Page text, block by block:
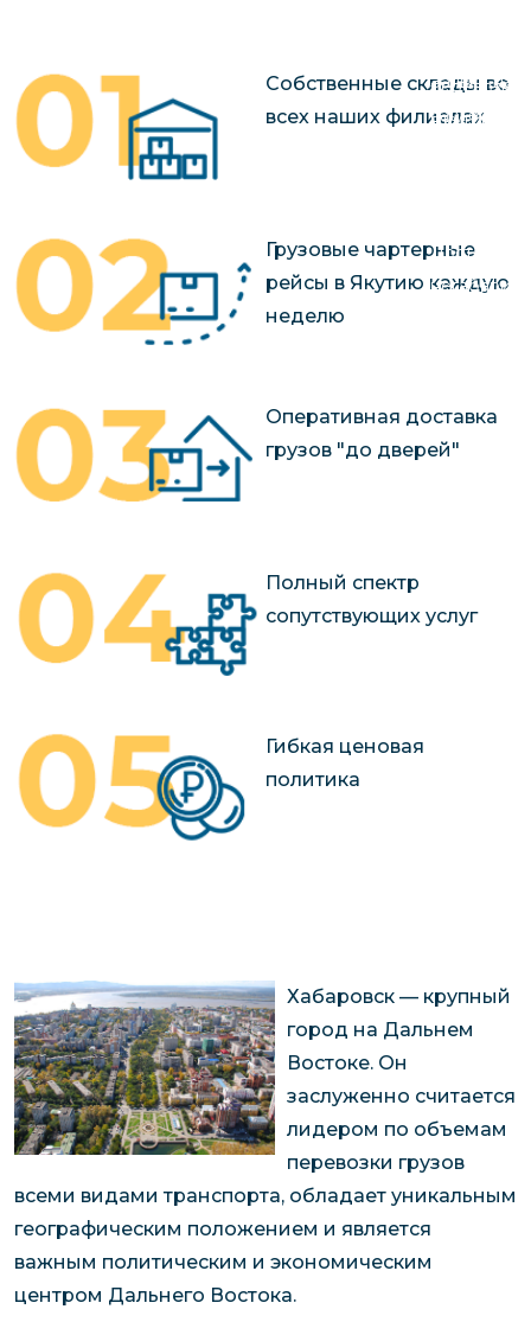
Заявка на
перевозки
Якутию
Доставка
Собственные склады во
всех наших филиалах
Грузовые чартерные
рейсы в Якутию каждую
неделю
Оперативная доставка
грузов "до дверей"
Полный спектр
сопутствующих услуг
Гибкая ценовая
политика
Хабаровск — крупный
город на Дальнем
Востоке. Он
заслуженно считается
лидером по объемам
перевозки грузов
всеми видами транспорта, обладает уникальным
географическим положением и является
важным политическим и экономическим
центром Дальнего Востока.